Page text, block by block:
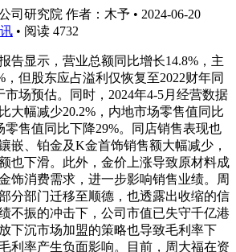
司研究院 作者：木予 • 2024-06-20
• 阅读 4732
告显示，营业总额同比增长14.8%，主
，但股东应占溢利仅恢复至2022财年同
市场预估。同时，2024年4-5月经营数据
大幅减少20.2%，内地市场零售值同比
零售值同比下降29%。同店销售表现也
嵌、铂金及K金首饰销售额大幅减少，
也下滑。此外，金价上涨导致原材料成
饰消费需求，进一步影响销售业绩。周
分部门迁移至顺德，也透露出收缩的信
不振的冲击下，公司市值已失守千亿港
下沉市场加盟的策略也导致毛利率下
利率产生负面影响。目前，周大福在资